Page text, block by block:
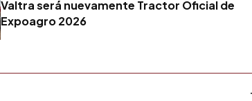
Valtra será nuevamente Tractor Oficial de
Expoagro 2026